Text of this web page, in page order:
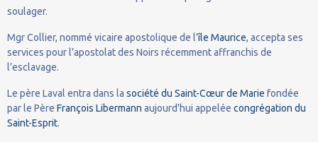
soulager.
Mgr Collier, nommé vicaire apostolique de l’île Maurice, accepta ses
services pour l’apostolat des Noirs récemment affranchis de
l’esclavage.
Le père Laval entra dans la société du Saint-Cœur de Marie fondée
par le Père François Libermann aujourd'hui appelée congrégation du
Saint-Esprit.